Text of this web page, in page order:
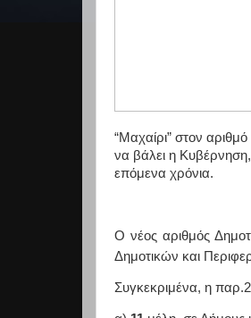
“Μαχαίρι” στον
να βάλει η Κυβέρνηση,
επόμενα χρόνια.
Ο νέος αριθμός
Δημοτικών και
Συγκεκριμένα, η παρ.2